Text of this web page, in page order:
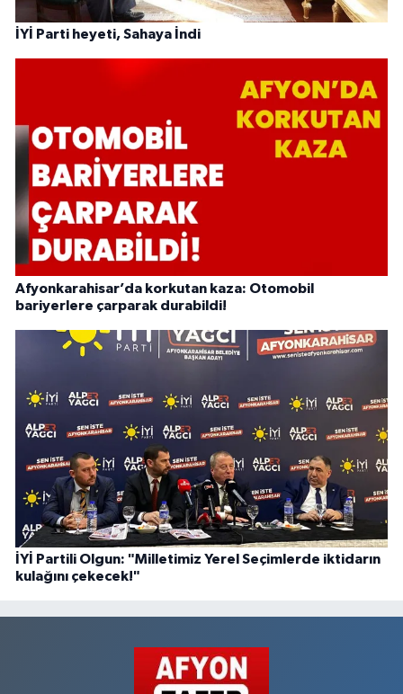
İYİ Parti heyeti, Sahaya İndi
Afyonkarahisar’da korkutan kaza: Otomobil
bariyerlere çarparak durabildi!
İYİ Partili Olgun: "Milletimiz Yerel Seçimlerde iktidarın
kulağını çekecek!"